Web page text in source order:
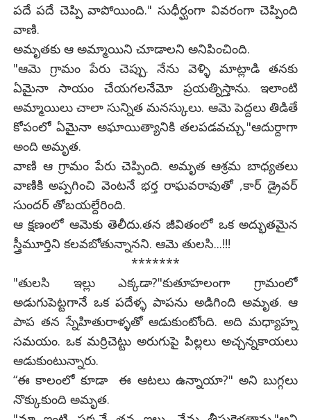
పదే పదే చెప్పి వాపోయింది." సుధీర్ఘంగా వివరంగా చెప్పింది
వాణి.
అమృతకు ఆ అమ్మాయిని చూడాలని అనిపించింది.
"ఆమె గ్రామం పేరు చెప్పు. నేను వెళ్ళి మాట్లాడి తనకు
ఏమైనా సాయం చేయగలనేమో ప్రయత్నిస్తాను. ఇలాంటి
అమ్మాయిలు చాలా సున్నిత మనస్కులు. ఆమె పెద్దలు తిడితే
కోపంలో ఏమైనా అఘాయిత్యానికి తలపడవచ్చు."ఆదుర్దాగా
అంది అమృత.
వాణి ఆ గ్రామం పేరు చెప్పింది. అమృత ఆశ్రమ బాధ్యతలు
వాణికి అప్పగించి వెంటనే భర్త రాఘవరావుతో ,కార్ డ్రైవర్
సుందర్ తోబయల్దేరింది.
ఆ క్షణంలో ఆమెకు తెలీదు.తన జీవితంలో ఒక అద్భుతమైన
స్త్రీమూర్తిని కలవబోతున్నానని. ఆమె తులసి...!!!
*******
"తులసి ఇల్లు ఎక్కడా?"కుతూహలంగా గ్రామంలో
అడుగుపెట్టగానే ఒక పదేళ్ళ పాపను అడిగింది అమృత. ఆ
పాప తన స్నేహితురాళ్ళతో ఆడుకుంటోంది. అది మధ్యాహ్న
సమయం. ఒక మర్రిచెట్టు అరుగుపై పిల్లలు అచ్చన్నకాయలు
ఆడుకుంటున్నారు.
“ఈ కాలంలో కూడా ఈ ఆటలు ఉన్నాయా?" అని బుగ్గలు
నొక్కుకుంది అమృత.